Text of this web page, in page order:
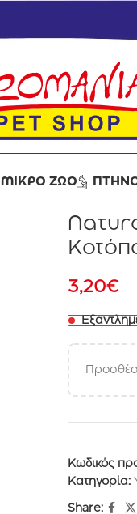
ΜΙΚΡΟ ΖΩΟ
3,20€
Κωδικός
Κατηγορία:
Share: